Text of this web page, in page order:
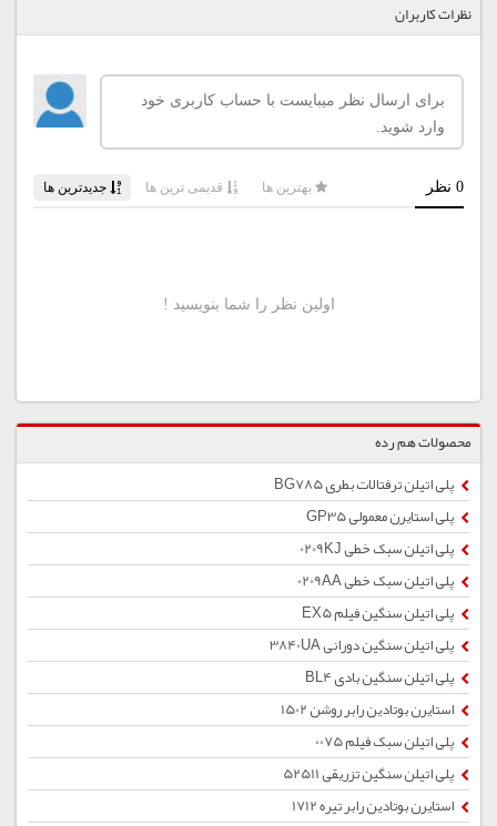
نظرات کاربران
محصولات هم رده
پلی اتیلن ترفتالات بطری BG785
پلی استایرن معمولی GP35
پلی اتیلن سبک خطی 0209KJ
پلی اتیلن سبک خطی 0209AA
پلی اتیلن سنگین فیلم EX5
پلی اتیلن سنگین دورانی 3840UA
پلی اتیلن سنگین بادی BL4
استایرن بوتادین رابر روشن 1502
پلی اتیلن سبک فیلم 0075
پلی اتیلن سنگین تزریقی 52511
استایرن بوتادین رابر تیره 1712